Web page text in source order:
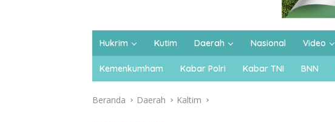
Hukrim Kutim Daerah Nasional Video
Kemenkumham Kabar Polri Kabar TNI BNN
Beranda Daerah Kaltim